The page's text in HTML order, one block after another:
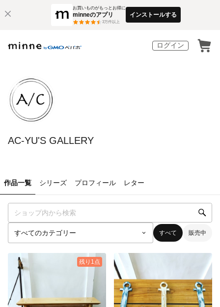
お買いものがもっとお得に
minneのアプリ
3万件以上
インストールする
ログイン
AC-YU'S GALLERY
作品一覧 シリーズ プロフィール レター
すべて 販売中
残り1点